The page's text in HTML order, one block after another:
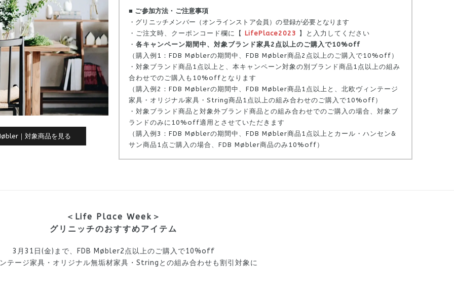
｜対象商品を見る
■ ご参加方法・ご注意事項
・グリニッチメンバー（オンラインストア会員 ）の登録が必要となります
・ご注文時、クーポンコード欄に
【 LifePlace2023 】と入力してください
・ 各キャンペーン期間中、対象ブランド家具2点以上のご購入で10%off
（購入例1：FDB Møblerの期間中、FDB Møbler商品2点以上のご購入で10%off）
・対象ブランド商品1点以上と、本キャンペーン対象の別ブランド商品1点以上の組み
合わせでのご購入も10%offとなります
（購入例2：FDB Møblerの期間中、FDB Møbler商品1点以上と、北欧ヴィンテージ
家具・オリジナル家具・String商品1点以上の組み合わせのご購入で10%off）
・対象ブランド商品と対象外ブランド商品との組み合わせでのご購入の場合、対象ブ
ランドのみに10%off適用とさせていただきます
（購入例3：FDB Møblerの期間中、FDB Møbler商品1点以上とカール・ハンセン&
サン商品1点ご購入の場合、FDB Møbler商品のみ10%off）
＜Life Place Week＞
グリニッチのおすすめアイテム
3月31日(金)まで、FDB Møbler2点以上のご購入で10%off
テージ家具・オリジナル無垢材家具・String との組み合わせも割引対象に